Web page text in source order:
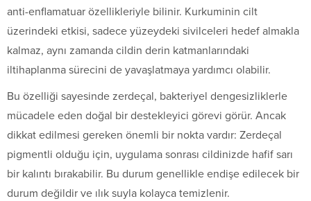
anti-enflamatuar özellikleriyle bilinir. Kurkuminin cilt
üzerindeki etkisi, sadece yüzeydeki sivilceleri hedef almakla
kalmaz, aynı zamanda cildin derin katmanlarındaki
iltihaplanma sürecini de yavaşlatmaya yardımcı olabilir.
Bu özelliği sayesinde zerdeçal, bakteriyel dengesizliklerle
mücadele eden doğal bir destekleyici görevi görür. Ancak
dikkat edilmesi gereken önemli bir nokta vardır: Zerdeçal
pigmentli olduğu için, uygulama sonrası cildinizde hafif sarı
bir kalıntı bırakabilir. Bu durum genellikle endişe edilecek bir
durum değildir ve ılık suyla kolayca temizlenir.